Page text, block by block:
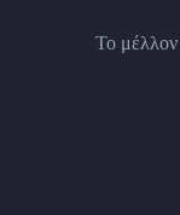
Το μέλλον